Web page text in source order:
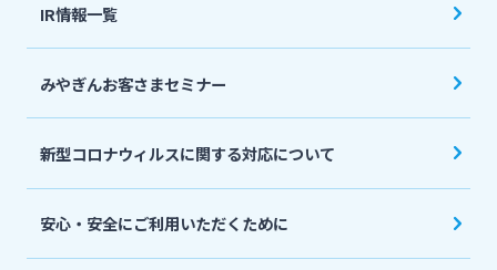
採用情報
IR情報一覧
みやぎんお客さまセミナー
新型コロナウィルスに関する対応について
安心・安全にご利用いただくために